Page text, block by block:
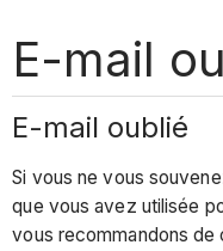
E-mail
E-mail oublié
Si vous ne vous
que vous avez utilisée
vous recommandons de